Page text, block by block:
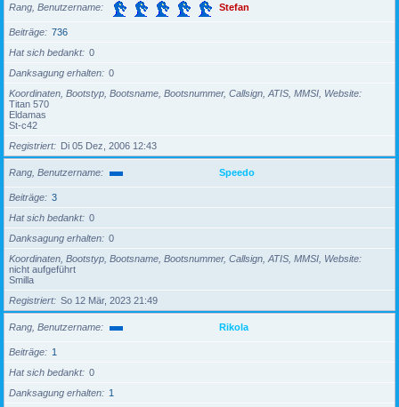
Rang, Benutzername Stefan
Beiträge
736
Hat sich bedankt
0
Danksagung erhalten
0
Koordinaten, Bootstyp, Bootsname, Bootsnummer, Callsign, ATIS, MMSI, Website
Titan 570
Eldamas
St-c42
Registriert
Di 05 Dez, 2006 12:43
Rang, Benutzername Speedo
Beiträge
3
Hat sich bedankt
0
Danksagung erhalten
0
Koordinaten, Bootstyp, Bootsname, Bootsnummer, Callsign, ATIS, MMSI, Website
nicht aufgeführt
Smilla
Registriert
So 12 Mär, 2023 21:49
Rang, Benutzername Rikola
Beiträge
1
Hat sich bedankt
0
Danksagung erhalten
1